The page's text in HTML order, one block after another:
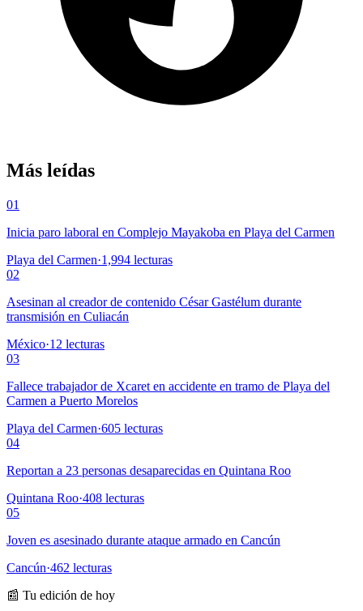
Más leídas
01
Inicia paro laboral en Complejo Mayakoba en Playa del Carmen
Playa del Carmen·1,994 lecturas
02
Asesinan al creador de contenido César Gastélum durante
transmisión en Culiacán
México·12 lecturas
03
Fallece trabajador de Xcaret en accidente en tramo de Playa del
Carmen a Puerto Morelos
Playa del Carmen·605 lecturas
04
Reportan a 23 personas desaparecidas en Quintana Roo
Quintana Roo·408 lecturas
05
Joven es asesinado durante ataque armado en Cancún
Cancún·462 lecturas
📰 Tu edición de hoy